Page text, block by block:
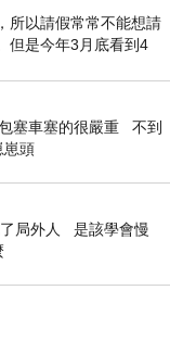
所以請假常常不能想請
但是今年3月底看到4
有個空檔，所
塞車塞的很嚴重 不到
崽頭
局外人 是該學會慢